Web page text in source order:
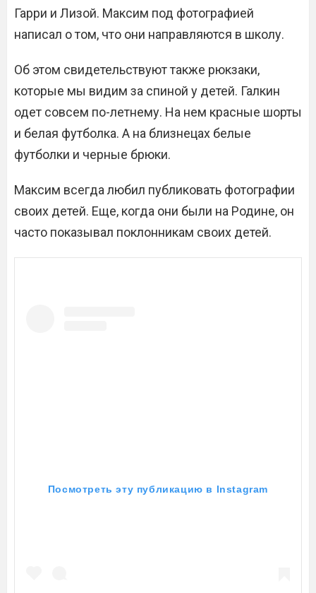
Гарри и Лизой. Максим под фотографией
написал о том, что они направляются в школу.
Об этом свидетельствуют также рюкзаки,
которые мы видим за спиной у детей. Галкин
одет совсем по-летнему. На нем красные шорты
и белая футболка. А на близнецах белые
футболки и черные брюки.
Максим всегда любил публиковать фотографии
своих детей. Еще, когда они были на Родине, он
часто показывал поклонникам своих детей.
Посмотреть эту публикацию в Instagram